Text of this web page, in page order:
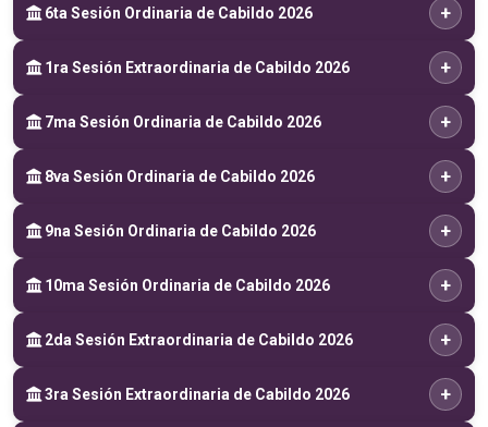
6ta Sesión Ordinaria de Cabildo 2026 +
1ra Sesión Extraordinaria de Cabildo 2026 +
7ma Sesión Ordinaria de Cabildo 2026 +
8va Sesión Ordinaria de Cabildo 2026 +
9na Sesión Ordinaria de Cabildo 2026 +
10ma Sesión Ordinaria de Cabildo 2026 +
2da Sesión Extraordinaria de Cabildo 2026 +
3ra Sesión Extraordinaria de Cabildo 2026 +